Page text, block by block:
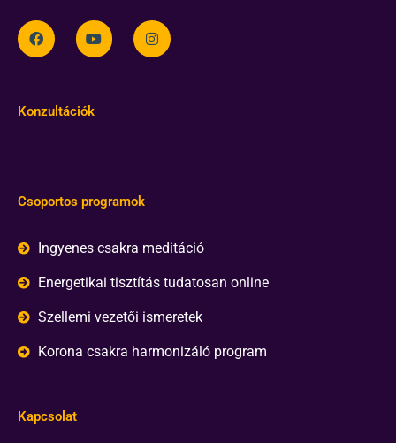
Konzultációk
Csoportos programok
Ingyenes csakra meditáció
Energetikai tisztítás tudatosan online
Szellemi vezetői ismeretek
Korona csakra harmonizáló program
Kapcsolat